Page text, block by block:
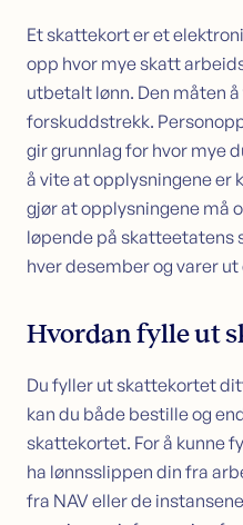
Et skattekort er et
opp hvor mye skatt
utbetalt lønn. Den måten
forskuddstrekk.
gir grunnlag for hvor mye
å vite at opplysningene er
gjør at opplysningene må
løpende på skatteetatens
hver desember og varer
Hvordan fylle ut
Du fyller ut skattekortet
kan du både bestille og
skattekortet. For å kunne
ha lønnsslippen din fra
fra NAV eller de